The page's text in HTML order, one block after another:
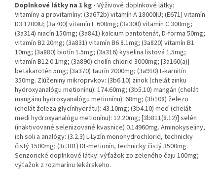
Doplnkové látky na 1 kg - Výživové doplnkové látky:
Vitamíny a provitamíny: (3a672b) vitamín A 18000IU; (E671) vitamín
D3 1200IU; (3a700) vitamín E 600mg; (3a300) vitamín C 300mg;
(3a314) niacín 150mg; (3a841) kalcium pantotenát, D-forma 50mg;
vitamín B2 20mg; (3a831) vitamín B6 8.1mg; (3a820) vitamín B1
10mg; (3a880) biotín 1.5mg; (3a316) kyselina listová 1.5mg;
vitamín B12 0.1mg; (3a890) cholín chlorid 3000mg; [3a160(a)]
betakarotén 5mg; (3a370) taurín 2000mg; (3a910) L-karnitín
350mg. Zlúčeniny mikroprvkov: (3b6.10) zinok (chelát zinku
hydroxyanalógu metionínu): 174.60mg; (3b5.10) mangán (chelát
mangánu hydroxyanalógu metionínu): 68mg; (3b108) železo
(chelát železa glycínhydrátu): 43.10mg; (3b4.10) meď (chelát
medi hydroxyanalógu metionínu): 12.20mg; [3b811(8.12)] selén
(inaktivované selenizované kvasnice) 0.14960mg. Aminokyseliny,
ich soli a analógy: (3.2.3) L-Lyzín monohydrochlorid, technicky
čistý 1500mg; (3c301) DL-metionín, technicky čistý 3500mg.
Senzorické doplnkové látky: výťažok zo zeleného čaju 100mg;
výťažok z rozmarínu lekárskeho.